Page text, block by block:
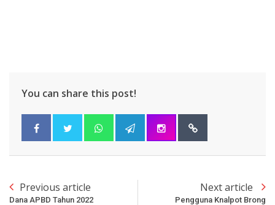
You can share this post!
Previous article
Dana APBD Tahun 2022
Next article
Pengguna Knalpot Brong